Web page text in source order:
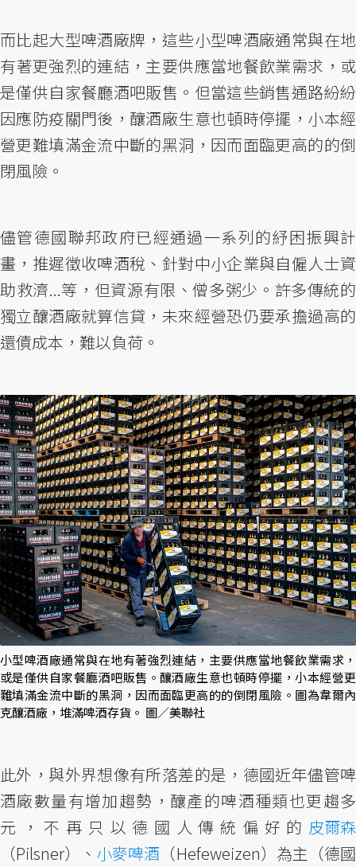
而比起大型啤酒廠牌，這些小型啤酒廠通常與在地
有著更強烈的連結，主要供應當地餐飲業需求，或
是僅供自家餐廳酒吧販售。但當這些銷售通路紛紛
因應防疫關門後，釀酒廠生意也頓時停擺，小本經
營更難填滿金流中斷的黑洞，因而面臨更高的的倒
閉風險。
儘管德國聯邦政府已經通過一系列的紓困振興計
畫，推遲徵收啤酒稅、針對中小企業與自僱人士資
助救濟...等，但資源有限、僧多粥少。許多傳統的
獨立釀酒廠就算信貸，未來經營恐仍要承擔過高的
還債成本，難以負荷。
小型啤酒廠通常與在地有著強烈連結，主要供應當地餐飲業需求，
或是僅供自家餐廳酒吧販售。釀酒廠生意也頓時停擺，小本經營更
難填滿金流中斷的黑洞，因而面臨更高的的倒閉風險。圖為韋爾內
克釀酒廠，堆滿啤酒存貨。 圖／美聯社
此外，與外界想像有所落差的是，德國近年儘管啤
酒廠數量有增加趨勢，釀產的啤酒種類也更趨多
元，不再只以德國人傳統偏好的 皮爾森
（Pilsner）、 小麥啤酒 （Hefeweizen）為主（德國